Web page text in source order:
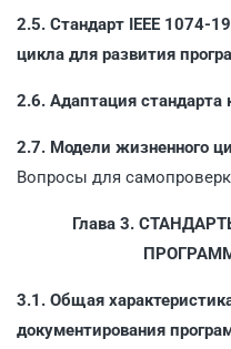
2.5. Стандарт IEEE 1074-
цикла для развития
2.6. Адаптация стандарта
2.7. Модели жизненного
Вопросы для
Глава 3.
3.1. Общая
документирования